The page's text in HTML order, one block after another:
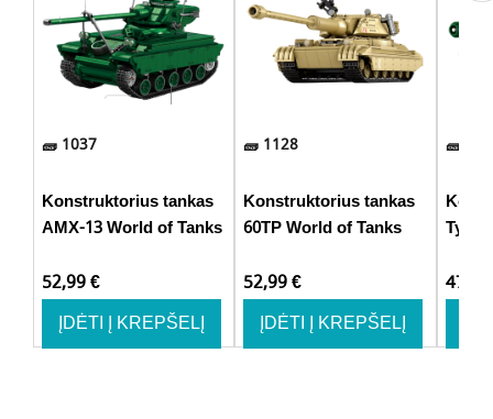
1037
Konstruktorius tankas
AMX-13 World of Tanks
52,99€
ĮDĖTI Į KREPŠELĮ
1128
Konstruktorius tankas
60TP World of Tanks
52,99€
ĮDĖTI Į KREPŠELĮ
Type
47,99